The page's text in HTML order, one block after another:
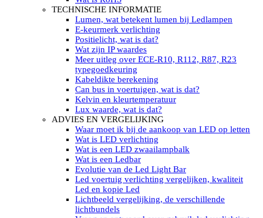
Led Flitsers
Werkverlichting met Led flitsers
Led zwaailampbalk
Led Multi zwaailampbalk
Led flitsbalk compact
Traffic Advisors
Led zwaailicht
Accessoires signalering
Led signalisatie in Subcategorieën
LED KOPLAMPEN GEKEURD
Led koplampen inbouw
Led koplampen opbouw
Led koplampen tractoren
Subcategorieën Led koplampen
LED ZOEKLICHT
Electrische Led zoeklamp Allremote
Electrisch Led zoeklicht Golight
Marinco Roestvrijstaal Led zoeklicht
Elektrisch Led zoeklicht diverse
Led zoeklamp accessoires ALLremote
Led zoeklicht 230V
Subcategorieën Led zoeklichten
TECHNISCHE INFORMATIE
Lumen, wat betekent lumen bij Ledlampen
E-keurmerk verlichting
Positielicht, wat is dat?
Wat zijn IP waardes
Meer uitleg over ECE-R10, R112, R87, R23
typegoedkeuring
Kabeldikte berekening
Can bus in voertuigen, wat is dat?
Kelvin en kleurtemperatuur
Lux waarde, wat is dat?
ADVIES EN VERGELIJKING
Waar moet ik bij de aankoop van LED op letten
Wat is LED verlichting
Wat is een LED zwaailampbalk
Wat is een Ledbar
Evolutie van de Led Light Bar
Led voertuig verlichting vergelijken, kwaliteit
Led en kopie Led
Lichtbeeld vergelijking, de verschillende
lichtbundels